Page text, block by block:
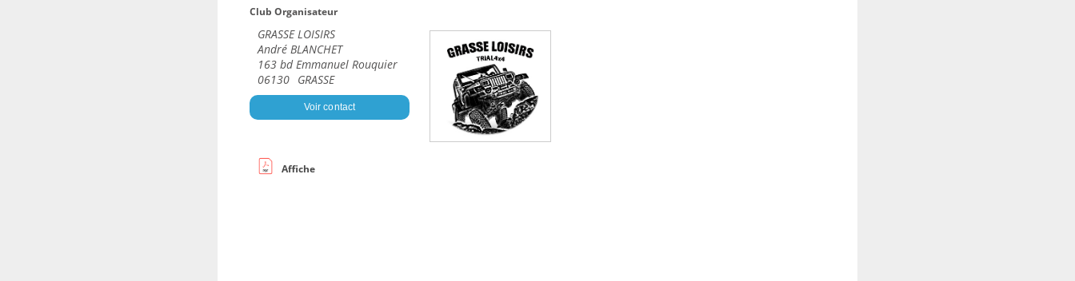
Club Organisateur
GRASSE LOISIRS
André BLANCHET
163 bd Emmanuel Rouquier
06130 GRASSE
Voir contact
Affiche